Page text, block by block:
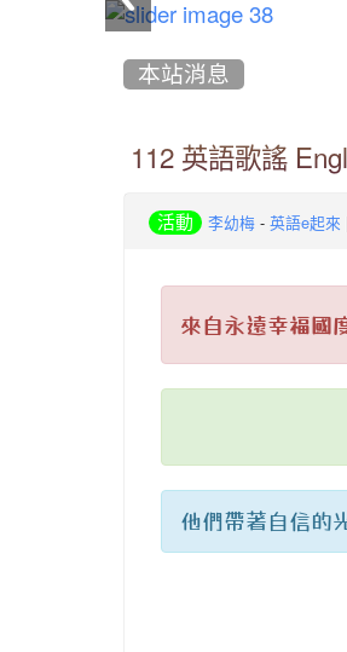
本站消息
112 英語歌謠
活動 李幼梅 - 英語e起來
來自永遠幸福國
他們帶著自信的